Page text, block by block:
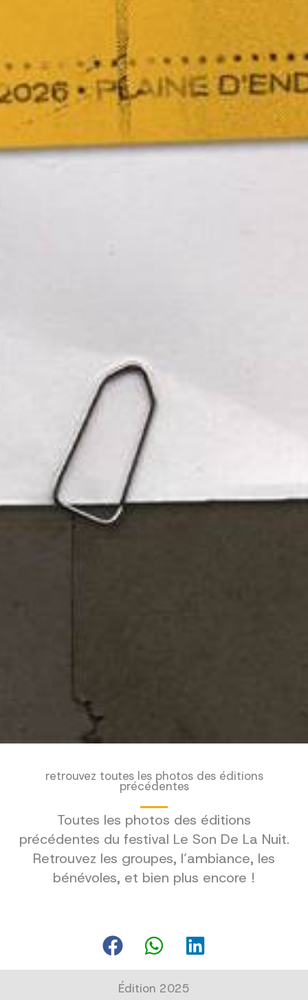
retrouvez toutes les photos des éditions
précédentes
Toutes les photos des éditions
précédentes du festival Le Son De La Nuit.
Retrouvez les groupes, l’ambiance, les
bénévoles, et bien plus encore !
Édition 2025